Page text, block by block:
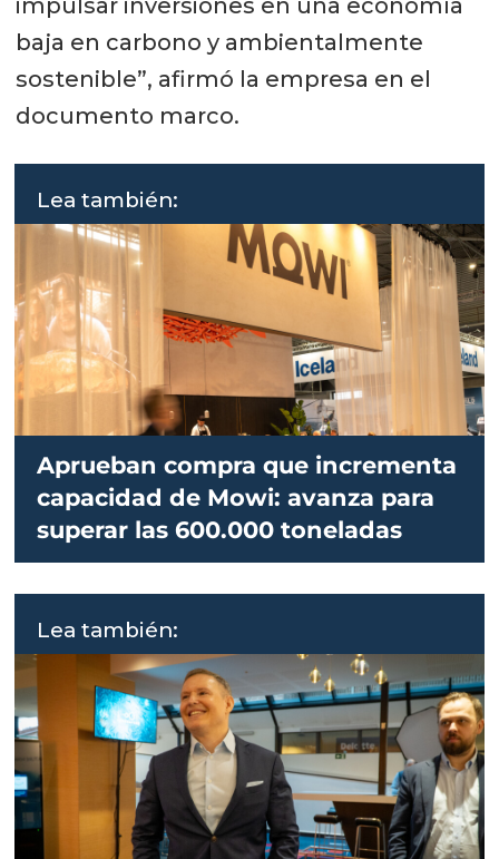
impulsar inversiones en una economía
baja en carbono y ambientalmente
sostenible”, afirmó la empresa en el
documento marco.
Lea también:
Aprueban compra que incrementa
capacidad de Mowi: avanza para
superar las 600.000 toneladas
Lea también: